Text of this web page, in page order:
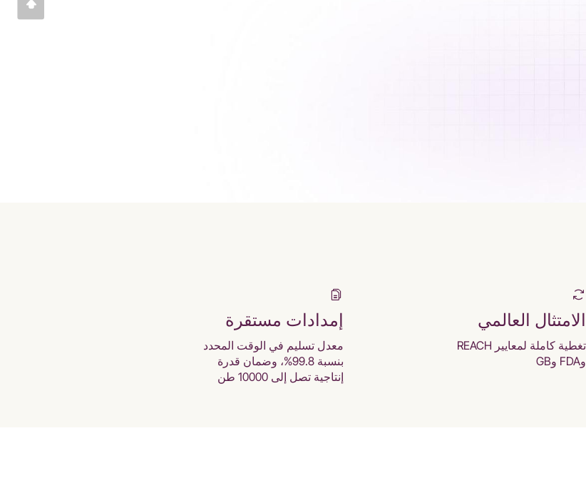
الامتثال العالمي
تغطية كاملة لمعايير REACH
وFDA وGB
إمدادات مستقرة
معدل تسليم في الوقت المحدد
بنسبة 99.8%، وضمان قدرة
إنتاجية تصل إلى 10000 طن